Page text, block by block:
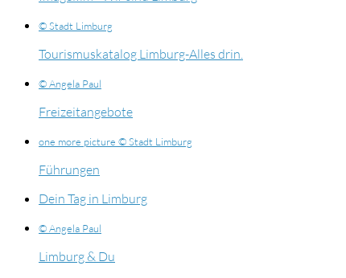
© Stadt Limburg
Tourismuskatalog Limburg-Alles drin.
© Angela Paul
Freizeitangebote
one more picture © Stadt Limburg
Führungen
Dein Tag in Limburg
© Angela Paul
Limburg & Du